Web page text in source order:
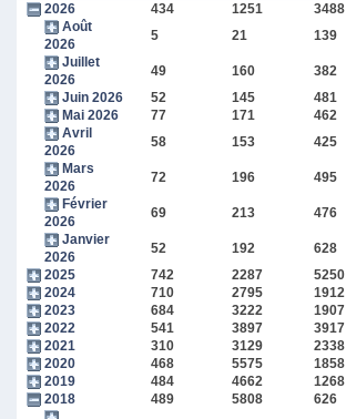
2026 434 1251 3488
Août
2026
5 21 139
Juillet
2026
49 160 382
Juin 2026
52 145 481
Mai 2026
77 171 462
Avril
2026
58 153 425
Mars
2026
72 196 495
Février
2026
69 213 476
Janvier
2026
52 192 628
2025
742 2287 5250
2024
710 2795 1912
2023
684 3222 1907
2022
541 3897 3917
2021
310 3129 2338
2020
468 5575 1858
2019
484 4662 1268
2018
489 5808 626